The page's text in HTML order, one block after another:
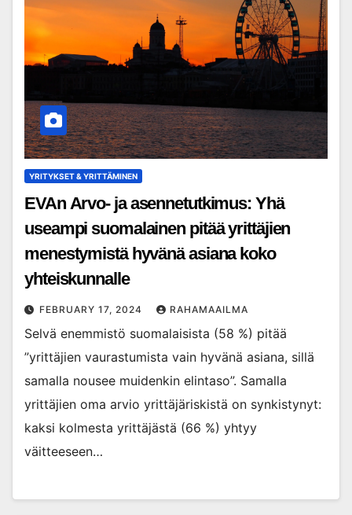
YRITYKSET & YRITTÄMINEN
EVAn Arvo- ja asennetutkimus: Yhä
useampi suomalainen pitää yrittäjien
menestymistä hyvänä asiana koko
yhteiskunnalle
FEBRUARY 17, 2024 RAHAMAAILMA
Selvä enemmistö suomalaisista (58 %) pitää
”yrittäjien vaurastumista vain hyvänä asiana, sillä
samalla nousee muidenkin elintaso”. Samalla
yrittäjien oma arvio yrittäjäriskistä on synkistynyt:
kaksi kolmesta yrittäjästä (66 %) yhtyy
väitteeseen…